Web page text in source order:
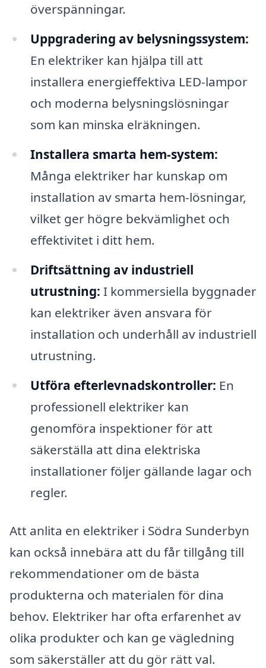
överspänningar.
Uppgradering av belysningssystem:
En elektriker kan hjälpa till att
installera energieffektiva LED-lampor
och moderna belysningslösningar
som kan minska elräkningen.
Installera smarta hem-system:
Många elektriker har kunskap om
installation av smarta hem-lösningar,
vilket ger högre bekvämlighet och
effektivitet i ditt hem.
Driftsättning av industriell
utrustning: I kommersiella byggnader
kan elektriker även ansvara för
installation och underhåll av industriell
utrustning.
Utföra efterlevnadskontroller: En
professionell elektriker kan
genomföra inspektioner för att
säkerställa att dina elektriska
installationer följer gällande lagar och
regler.
Att anlita en elektriker i Södra Sunderbyn
kan också innebära att du får tillgång till
rekommendationer om de bästa
produkterna och materialen för dina
behov. Elektriker har ofta erfarenhet av
olika produkter och kan ge vägledning
som säkerställer att du gör rätt val.